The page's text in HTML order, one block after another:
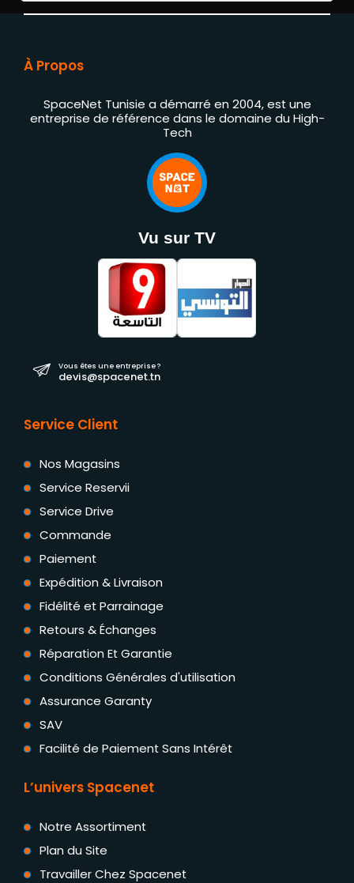
À Propos
SpaceNet Tunisie a démarré en 2004, est une
entreprise de référence dans le domaine du High-
Tech
Vu sur TV
Vous êtes une entreprise ?
devis@spacenet.tn
Service Client
Nos Magasins
Service Reservii
Service Drive
Commande
Paiement
Expédition & Livraison
Fidélité et Parrainage
Retours & Échanges
Réparation Et Garantie
Conditions Générales d'utilisation
Assurance Garanty
SAV
Facilité de Paiement Sans Intérêt
L’univers Spacenet
Notre Assortiment
Plan du Site
Travailler Chez Spacenet